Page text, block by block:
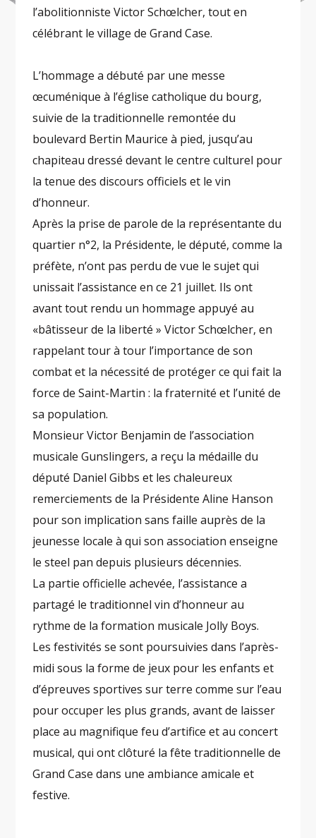
l’abolitionniste Victor Schœlcher, tout en
célébrant le village de Grand Case.
L’hommage a débuté par une messe
œcuménique à l’église catholique du bourg,
suivie de la traditionnelle remontée du
boulevard Bertin Maurice à pied, jusqu’au
chapiteau dressé devant le centre culturel pour
la tenue des discours officiels et le vin
d’honneur.
Après la prise de parole de la représentante du
quartier n°2, la Présidente, le député, comme la
préfète, n’ont pas perdu de vue le sujet qui
unissait l’assistance en ce 21 juillet. Ils ont
avant tout rendu un hommage appuyé au
«bâtisseur de la liberté » Victor Schœlcher, en
rappelant tour à tour l’importance de son
combat et la nécessité de protéger ce qui fait la
force de Saint-Martin : la fraternité et l’unité de
sa population.
Monsieur Victor Benjamin de l’association
musicale Gunslingers, a reçu la médaille du
député Daniel Gibbs et les chaleureux
remerciements de la Présidente Aline Hanson
pour son implication sans faille auprès de la
jeunesse locale à qui son association enseigne
le steel pan depuis plusieurs décennies.
La partie officielle achevée, l’assistance a
partagé le traditionnel vin d’honneur au
rythme de la formation musicale Jolly Boys.
Les festivités se sont poursuivies dans l’après-
midi sous la forme de jeux pour les enfants et
d’épreuves sportives sur terre comme sur l’eau
pour occuper les plus grands, avant de laisser
place au magnifique feu d’artifice et au concert
musical, qui ont clôturé la fête traditionnelle de
Grand Case dans une ambiance amicale et
festive.